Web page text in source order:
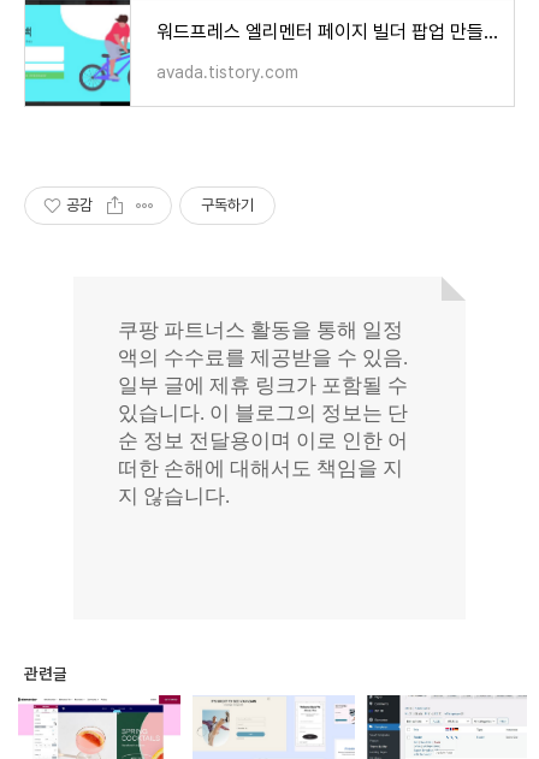
워드프레스 엘리멘터 페이지 빌더 팝업 만들기
avada.tistory.com
공감 구독하기
관련글